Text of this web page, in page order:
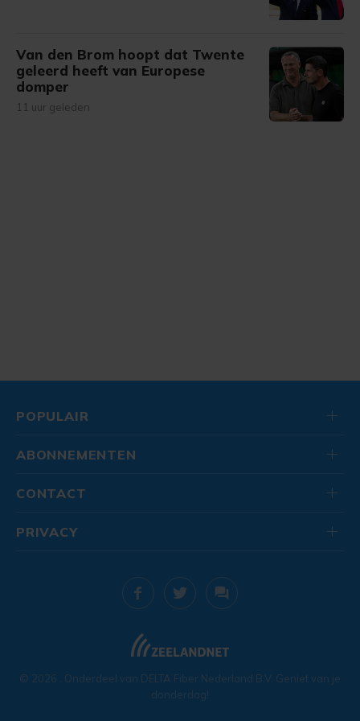
Van den Brom hoopt dat Twente
geleerd heeft van Europese
domper
11 uur geleden
POPULAIR
ABONNEMENTEN
CONTACT
© 2026 . Onderdeel van DELTA Fiber Nederland B.V. Geniet van je
donderdag!
PRIVACY